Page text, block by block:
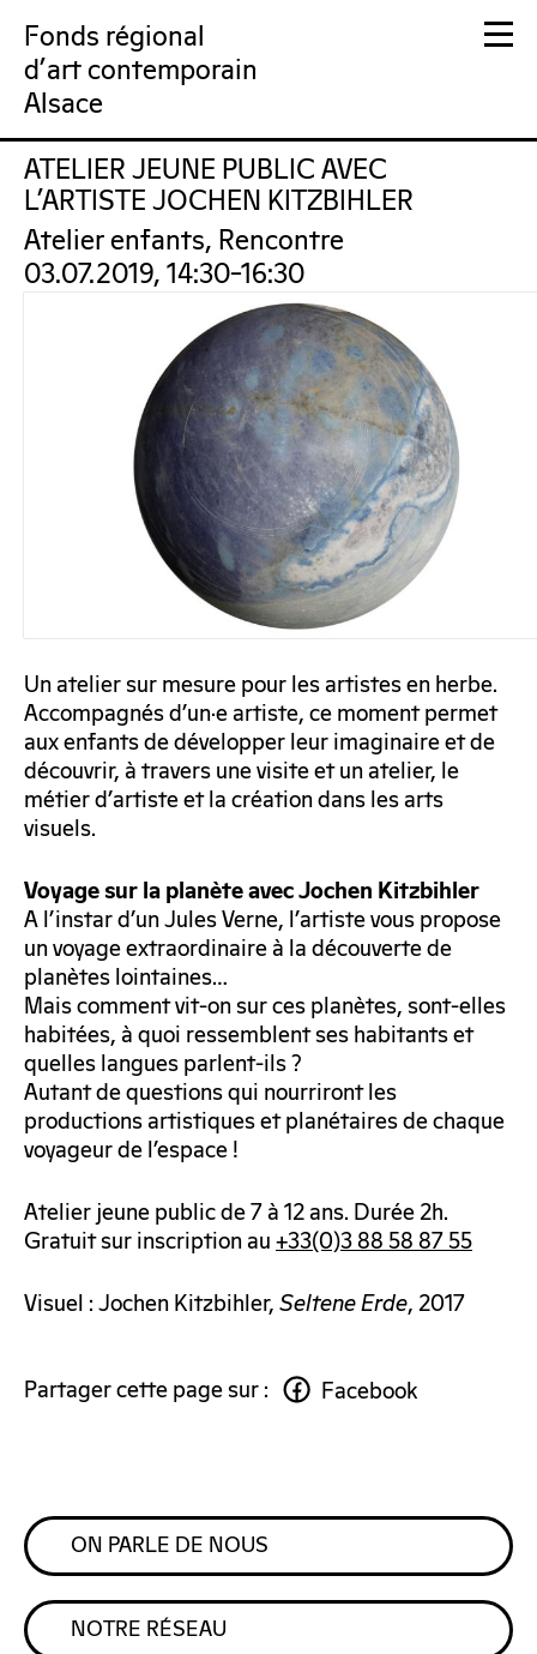
Fonds régional
d'art contemporain
Alsace
FRAC Alsace
ATELIER JEUNE PUBLIC AVEC
L’ARTISTE JOCHEN KITZBIHLER
Atelier enfants, Rencontre
03.07.2019, 14:30–16:30
Un atelier sur mesure pour les artistes en herbe.
Accompagnés d’un·e artiste, ce moment permet
aux enfants de développer leur imaginaire et de
découvrir, à travers une visite et un atelier, le
métier d’artiste et la création dans les arts
visuels.
Voyage sur la planète avec Jochen Kitzbihler
A l’instar d’un Jules Verne, l’artiste vous propose
un voyage extraordinaire à la découverte de
planètes lointaines…
Mais comment vit-on sur ces planètes, sont-elles
habitées, à quoi ressemblent ses habitants et
quelles langues parlent-ils ?
Autant de questions qui nourriront les
productions artistiques et planétaires de chaque
voyageur de l’espace !
Atelier jeune public de 7 à 12 ans. Durée 2h.
Gratuit sur inscription au+33(0)3 88 58 87 55
Visuel : Jochen Kitzbihler,Seltene Erde, 2017
Partager cette page sur : Facebook
ON PARLE DE NOUS
NOTRE RÉSEAU